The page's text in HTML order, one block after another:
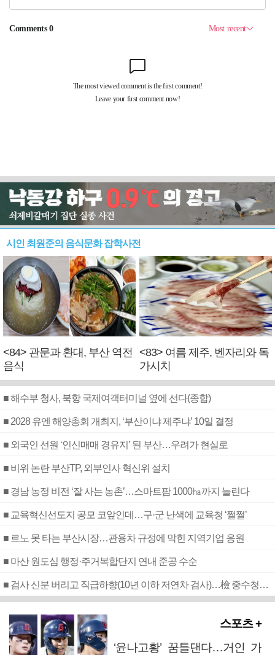
시인 최원준의 음식문화 잡학사전
<84> 관문과 환대, 부산 역전
음식
<83> 여름 제주, 벤자리와 독
가시치
■ 해수부 청사, 북항 국제여객터미널 옆에 선다(종합)
■ 2028 유엔 해양총회 개최지, ‘부산이냐 제주냐’ 10일 결정
■ 외국인 선원 ‘인신매매 경유지’ 된 부산…우려가 현실로
■ 비위 논란 부산TP, 외부인사 혁신위 설치
■ 경남 농정 비전 ‘잘 사는 농촌’…스마트팜 1000㏊까지 늘린다
■ 교육혁신선도지 공모 코앞인데…구·군 난색에 교육청 ‘쩔쩔’
■ 르노 못 타는 부산시장…관용차 규정에 막힌 지역기업 응원
■ 마산 원도심 행정·주거복합단지 연내 준공 수순
■ 검사 신분 버리고 직급하향(10년 이하 저연차 검사)…檢 중수청행 기피
스포츠 +
‘윤나고황’ 꿈틀댄다…거인 가